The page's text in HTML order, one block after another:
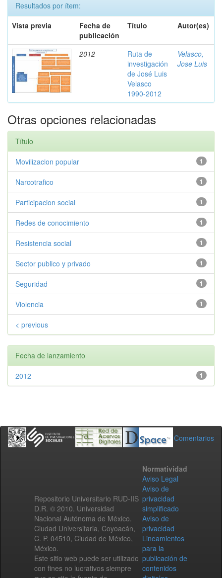
Resultados por ítem:
Vista previa
Fecha de
publicación
Título Autor(es)
2012
Ruta de
investigación
de José Luis
Velasco
1990-2012
Velasco,
Jose Luis
Otras opciones relacionadas
Título
1
Movilizacion popular
1
Narcotrafico
1
Participacion social
1
Redes de conocimiento
1
Resistencia social
1
Sector publico y privado
1
Seguridad
1
Violencia
< previous
Fecha de lanzamiento
1
2012
Comentarios
Repositorio Universitario RUD-IIS
D.R. © 2010. Universidad
Nacional Autónoma de México.
Ciudad Universitaria, Coyoacán,
C. P. 04510, Ciudad de México,
México.
Este sitio web puede ser utilizado
con fines no lucrativos siempre
Normatividad
Aviso Legal
Aviso de
privacidad
simplificado
Aviso de
privacidad
Lineamientos
para la
publicación de
contenidos